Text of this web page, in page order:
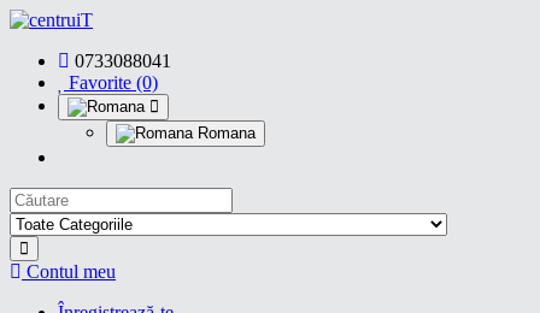
0733088041
Favorite (0)
Romana
Contul meu